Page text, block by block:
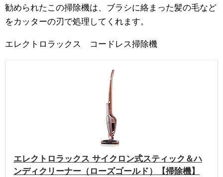
勧められたこの掃除機は、ブラシに絡まった髪の毛など
をカッターの刃で処理してくれます。
エレクトロラックス コードレス掃除機
エレクトロラックス サイクロン式スティック＆ハ
ンディクリーナー（ローズゴールド）【掃除機】